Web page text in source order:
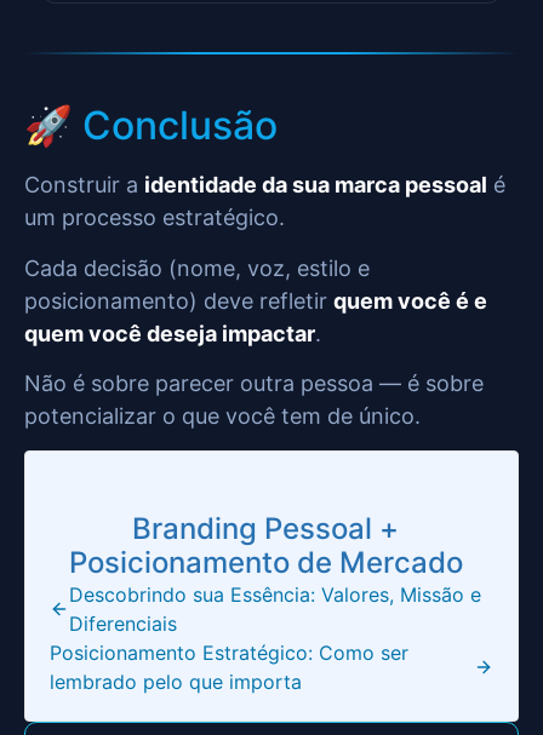
🚀 Conclusão
Construir a identidade da sua marca pessoal é
um processo estratégico.
Cada decisão (nome, voz, estilo e
posicionamento) deve refletir quem você é e
quem você deseja impactar.
Não é sobre parecer outra pessoa — é sobre
potencializar o que você tem de único.
Branding Pessoal +
Posicionamento de Mercado
Descobrindo sua Essência: Valores, Missão e
Diferenciais
Posicionamento Estratégico: Como ser
lembrado pelo que importa